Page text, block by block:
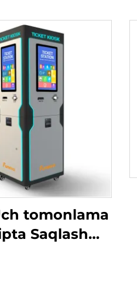
tomonlama
Saqlash